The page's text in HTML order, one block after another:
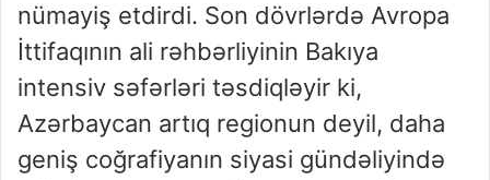
nümayiş etdirdi. Son dövrlərdə Avropa
İttifaqının ali rəhbərliyinin Bakıya
intensiv səfərləri təsdiqləyir ki,
Azərbaycan artıq regionun deyil, daha
geniş coğrafiyanın siyasi gündəliyində